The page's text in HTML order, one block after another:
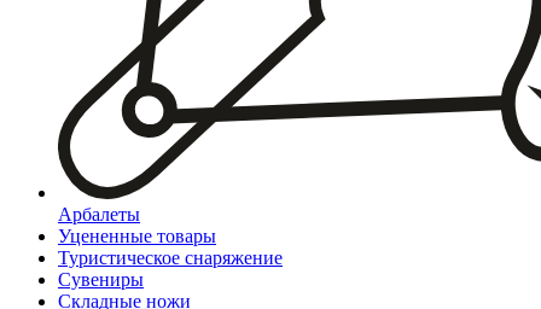
Арбалеты
Уцененные товары
Туристическое снаряжение
Сувениры
Складные ножи